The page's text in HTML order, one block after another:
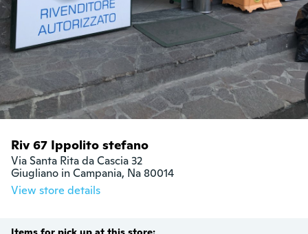
Riv 67 Ippolito stefano
Via Santa Rita da Cascia 32
Giugliano in Campania, Na 80014
View store details